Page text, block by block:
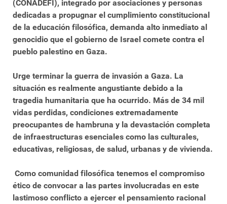
(CONADEFI), integrado por asociaciones y personas
dedicadas a propugnar el cumplimiento constitucional
de la educación filosófica, demanda alto inmediato al
genocidio que el gobierno de Israel comete contra el
pueblo palestino en Gaza.
Urge terminar la guerra de invasión a Gaza. La
situación es realmente angustiante debido a la
tragedia humanitaria que ha ocurrido. Más de 34 mil
vidas perdidas, condiciones extremadamente
preocupantes de hambruna y la devastación completa
de infraestructuras esenciales como las culturales,
educativas, religiosas, de salud, urbanas y de vivienda.
Como comunidad filosófica tenemos el compromiso
ético de convocar a las partes involucradas en este
lastimoso conflicto a ejercer el pensamiento racional